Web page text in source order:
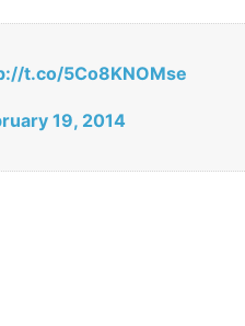
t.co/5Co8KNOMse
19, 2014